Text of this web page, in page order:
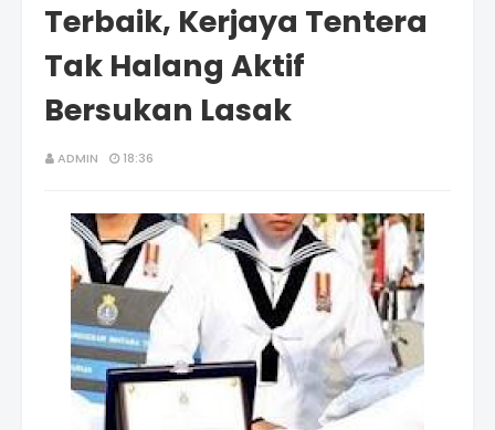
Terbaik, Kerjaya Tentera
Tak Halang Aktif
Bersukan Lasak
ADMIN 18:36